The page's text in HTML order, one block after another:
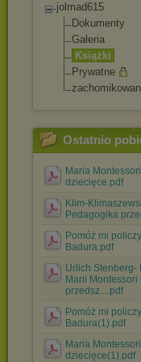
jolmad615
Dokumenty
Galeria
Książki
Prywatne
Ostatnio
Maria
dziecięce.pdf
Klim-
Pedagogika
Pomóż mi
Badura.pdf
Urlich Stenberg-
Marii Montessori
przedsz....pdf
Pomóż mi
Badura(1).pdf
Maria
dziecięce(1).pdf